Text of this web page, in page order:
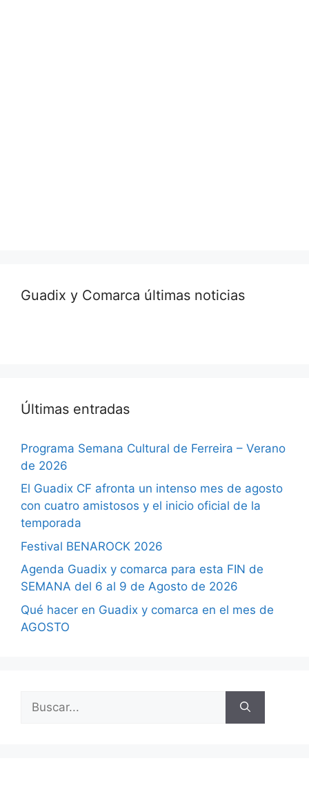
Guadix y Comarca últimas noticias
Últimas entradas
Programa Semana Cultural de Ferreira – Verano
de 2026
El Guadix CF afronta un intenso mes de agosto
con cuatro amistosos y el inicio oficial de la
temporada
Festival BENAROCK 2026
Agenda Guadix y comarca para esta FIN de
SEMANA del 6 al 9 de Agosto de 2026
Qué hacer en Guadix y comarca en el mes de
AGOSTO